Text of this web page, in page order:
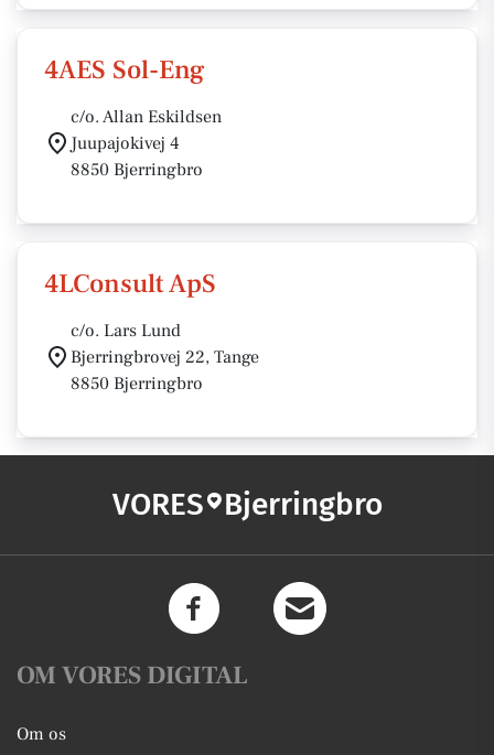
4AES Sol-Eng
c/o. Allan Eskildsen
Juupajokivej 4
8850 Bjerringbro
4LConsult ApS
c/o. Lars Lund
Bjerringbrovej 22, Tange
8850 Bjerringbro
VORES Bjerringbro
OM VORES DIGITAL
Om os